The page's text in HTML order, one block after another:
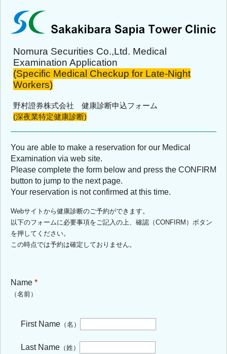
Nomura Securities Co.,Ltd. Medical
Examination Application
(Specific Medical Checkup for Late-Night
Workers)
野村證券株式会社 健康診断申込フォーム
(深夜業特定健康診断)
You are able to make a reservation for our Medical
Examination via web site.
Please complete the form below and press the CONFIRM
button to jump to the next page.
Your reservation is not confirmed at this time.
Webサイトから健康診断のご予約ができます。
以下のフォームに必要事項をご記入の上、確認（CONFIRM）ボタン
を押してください。
この時点では予約は確定しておりません。
Name *
（名前）
First Name （名）
Last Name （姓）